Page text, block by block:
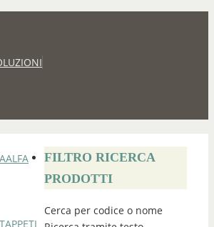
ALFA
TAPPETI
FILTRO RICERCA
PRODOTTI
Cerca per codice o nome